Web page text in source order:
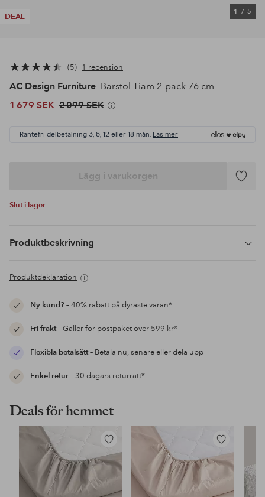
DEAL
1 / 5
5 1 recension
AC Design Furniture Barstol Tiam 2-pack 76 cm
1 679 SEK 2 099 SEK
Räntefri delbetalning 3, 6, 12 eller 18 mån. Läs mer
Lägg i varukorgen
Lägg
Slut i lager
Produktbeskrivning
Produktdeklaration
Ny kund?– 40% rabatt på dyraste varan*
Fri frakt– Gäller för postpaket över 599 kr*
Flexibla betalsätt– Betala nu, senare eller dela upp
Enkel retur– 30 dagars returrätt*
Deals för hemmet
Lägg
till
i
favoriter
Lägg
till
i